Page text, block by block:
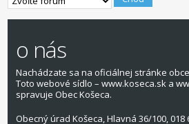
o nás
Nachádzate sa na oficiálnej stránke
Toto webové sídlo – www.koseca.sk a
spravuje Obec Košeca.
Obecný úrad Košeca, Hlavná 36/100, 018